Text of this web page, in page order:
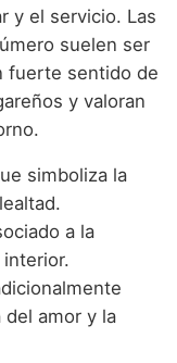
y el servicio. Las
suelen ser
fuerte sentido de
y valoran
simboliza la
a la
del amor y la